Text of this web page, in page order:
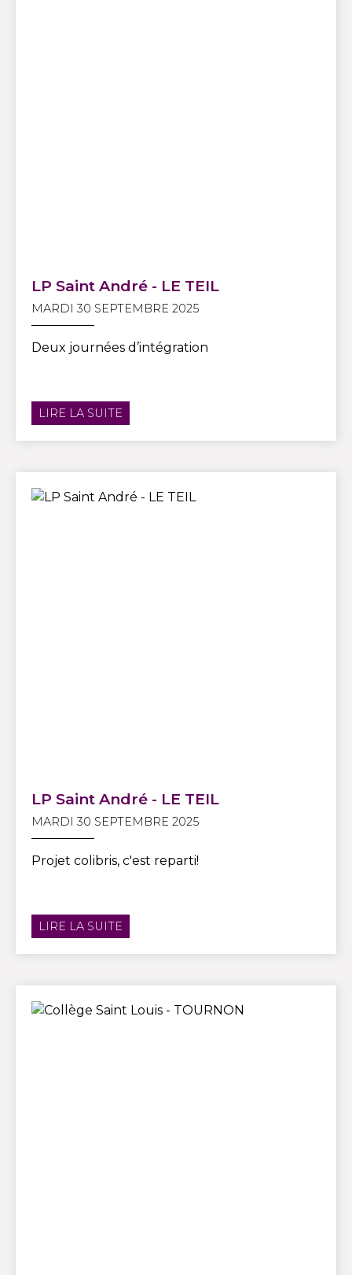
LP Saint André - LE TEIL
MARDI 30 SEPTEMBRE 2025
Deux journées d’intégration
LIRE LA SUITE
LP Saint André - LE TEIL
MARDI 30 SEPTEMBRE 2025
Projet colibris, c'est reparti!
LIRE LA SUITE